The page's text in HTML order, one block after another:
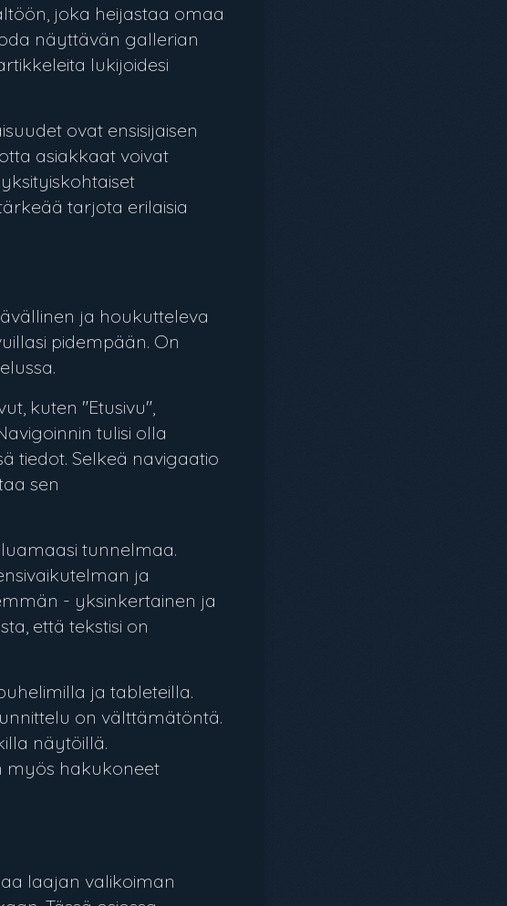
joka heijastaa omaa
näyttävän gallerian
lukijoidesi
ovat ensisijaisen
asiakkaat voivat
tarjota erilaisia
ja houkutteleva
pidempään. On
kuten "Etusivu",
tulisi olla
tiedot. Selkeä navigaatio
sen
tunnelmaa.
ja
- yksinkertainen ja
että tekstisi on
ja tableteilla.
on välttämätöntä.
näytöillä.
myös hakukoneet
laajan valikoiman